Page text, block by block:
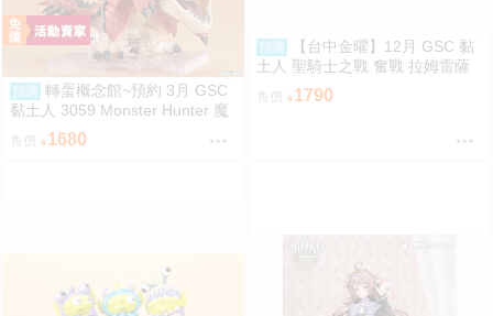
預購
轉蛋概念館~預約 3月 GSC
黏土人 3059 Monster Hunter 魔
物獵人 火龍 雄火龍 超商付款免
訂金
1680
預購
【台中金曜】12月 GSC 黏
土人 聖騎士之戰 奮戰 拉姆雷薩
爾=瓦倫泰 再版 0904
1790